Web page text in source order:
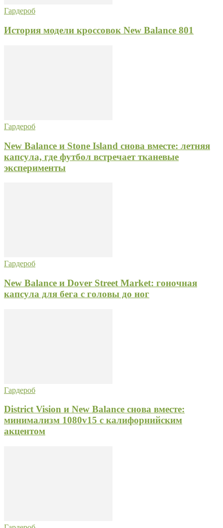
Гардероб
История модели кроссовок New Balance 801
Гардероб
New Balance и Stone Island снова вместе: летняя
капсула, где футбол встречает тканевые
эксперименты
Гардероб
New Balance и Dover Street Market: гоночная
капсула для бега с головы до ног
Гардероб
District Vision и New Balance снова вместе:
минимализм 1080v15 с калифорнийским
акцентом